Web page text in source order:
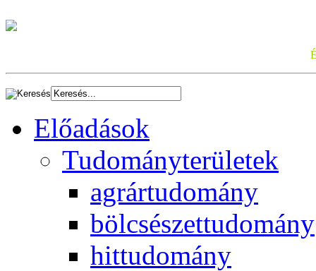
Előadások
Tudományterületek
agrártudomány
bölcsészettudomány
hittudomány